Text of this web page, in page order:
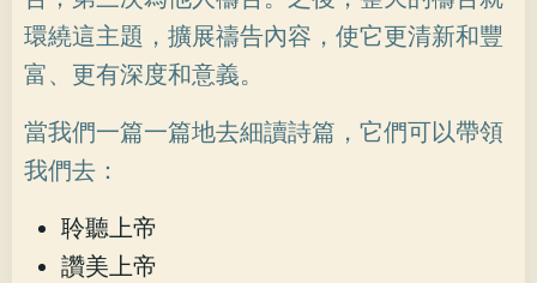
環繞這主題，擴展禱告內容，使它更清新和豐
富、更有深度和意義。
當我們一篇一篇地去細讀詩篇，它們可以帶領
我們去：
聆聽上帝
讚美上帝